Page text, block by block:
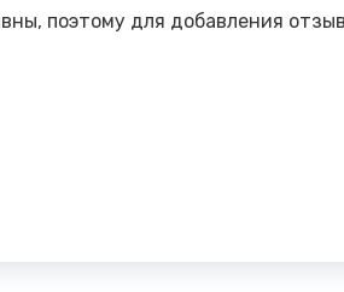
поэтому для добавления